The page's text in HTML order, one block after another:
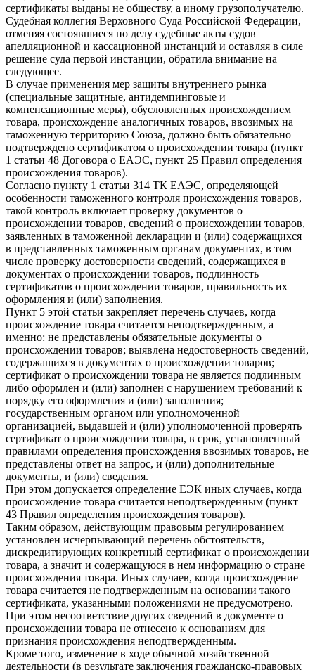
сертификаты выданы не обществу, а иному грузополучателю.
Судебная коллегия Верховного Суда Российской Федерации,
отменяя состоявшиеся по делу судебные акты судов
апелляционной и кассационной инстанций и оставляя в силе
решение суда первой инстанции, обратила внимание на
следующее.
В случае применения мер защиты внутреннего рынка
(специальные защитные, антидемпинговые и
компенсационные меры), обусловленных происхождением
товара, происхождение аналогичных товаров, ввозимых на
таможенную территорию Союза, должно быть обязательно
подтверждено сертификатом о происхождении товара (пункт
1 статьи 48 Договора о ЕАЭС, пункт 25 Правил определения
происхождения товаров).
Согласно пункту 1 статьи 314 ТК ЕАЭС, определяющей
особенности таможенного контроля происхождения товаров,
такой контроль включает проверку документов о
происхождении товаров, сведений о происхождении товаров,
заявленных в таможенной декларации и (или) содержащихся
в представленных таможенным органам документах, в том
числе проверку достоверности сведений, содержащихся в
документах о происхождении товаров, подлинность
сертификатов о происхождении товаров, правильность их
оформления и (или) заполнения.
Пункт 5 этой статьи закрепляет перечень случаев, когда
происхождение товара считается неподтвержденным, а
именно: не представлены обязательные документы о
происхождении товаров; выявлена недостоверность сведений,
содержащихся в документах о происхождении товаров;
сертификат о происхождении товара не является подлинным
либо оформлен и (или) заполнен с нарушением требований к
порядку его оформления и (или) заполнения;
государственным органом или уполномоченной
организацией, выдавшей и (или) уполномоченной проверять
сертификат о происхождении товара, в срок, установленный
правилами определения происхождения ввозимых товаров, не
представлены ответ на запрос, и (или) дополнительные
документы, и (или) сведения.
При этом допускается определение ЕЭК иных случаев, когда
происхождение товара считается неподтвержденным (пункт
43 Правил определения происхождения товаров).
Таким образом, действующим правовым регулированием
установлен исчерпывающий перечень обстоятельств,
дискредитирующих конкретный сертификат о происхождении
товара, а значит и содержащуюся в нем информацию о стране
происхождения товара. Иных случаев, когда происхождение
товара считается не подтвержденным на основании такого
сертификата, указанными положениями не предусмотрено.
При этом несоответствие других сведений в документе о
происхождении товара не отнесено к основаниям для
признания происхождения неподтвержденным.
Кроме того, изменение в ходе обычной хозяйственной
деятельности (в результате заключения гражданско-правовых